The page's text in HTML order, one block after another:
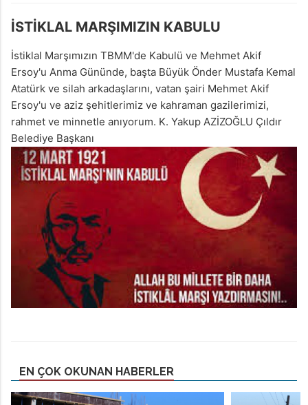
İSTİKLAL MARŞIMIZIN KABULU
İstiklal Marşımızın TBMM'de Kabulü ve Mehmet Akif
Ersoy'u Anma Gününde, başta Büyük Önder Mustafa Kemal
Atatürk ve silah arkadaşlarını, vatan şairi Mehmet Akif
Ersoy'u ve aziz şehitlerimiz ve kahraman gazilerimizi,
rahmet ve minnetle anıyorum. K. Yakup AZİZOĞLU Çıldır
Belediye Başkanı
EN ÇOK OKUNAN HABERLER